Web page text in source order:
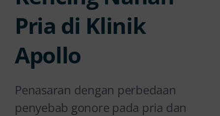
Pria di Klinik
Apollo
Penasaran dengan perbedaan
penyebab gonore pada pria dan